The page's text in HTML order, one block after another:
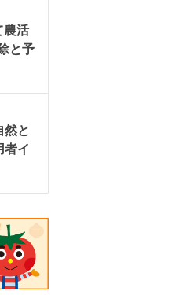
農活
と予
然と
者イ